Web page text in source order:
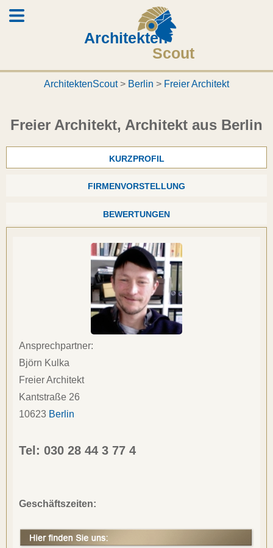
Architekten
Scout
ArchitektenScout> Berlin > Freier Architekt
Freier Architekt, Architekt aus Berlin
KURZPROFIL
FIRMENVORSTELLUNG
BEWERTUNGEN
Ansprechpartner:
Björn Kulka
Freier Architekt
Kantstraße 26
10623 Berlin
Tel: 030 28 44 3 77 4
Geschäftszeiten: